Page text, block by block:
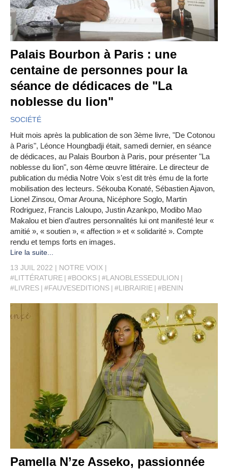
Palais Bourbon à Paris : une
centaine de personnes pour la
séance de dédicaces de "La
noblesse du lion"
SOCIÉTÉ
Huit mois après la publication de son 3ème livre, "De Cotonou
à Paris", Léonce Houngbadji était, samedi dernier, en séance
de dédicaces, au Palais Bourbon à Paris, pour présenter "La
noblesse du lion", son 4ème œuvre littéraire. Le directeur de
publication du média Notre Voix s’est dit très ému de la forte
mobilisation des lecteurs. Sékouba Konaté, Sébastien Ajavon,
Lionel Zinsou, Omar Arouna, Nicéphore Soglo, Martin
Rodriguez, Francis Laloupo, Justin Azankpo, Modibo Mao
Makalou et bien d’autres personnalités lui ont manifesté leur «
amitié », « soutien », « affection » et « solidarité ». Compte
rendu et temps forts en images.
Lire la suite...
13 JUIL 2022
NOTRE VOIX
#LITTÉRATURE
#BOOKS
#LANOBLESSEDULION
#LIVRES
#FAUVESEDITIONS #LIBRAIRIE #BENIN
Pamella N’ze Asseko, passionnée